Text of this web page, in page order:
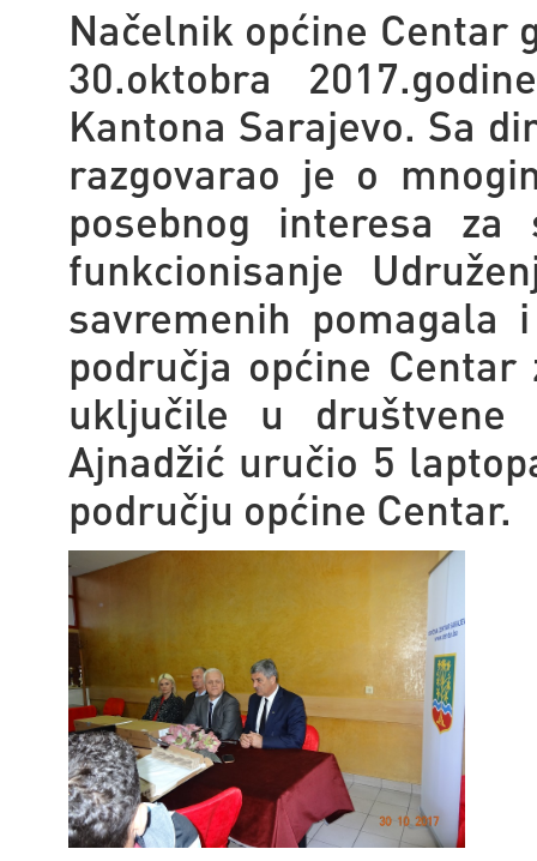
Načelnik općine Centar
30.oktobra
Kantona Sarajevo. Sa
razgovarao je o
posebnog interesa
funkcionisanje
savremenih pomagala
područja općine
uključile u društvene
Ajnadžić uručio 5
području općine Centar.